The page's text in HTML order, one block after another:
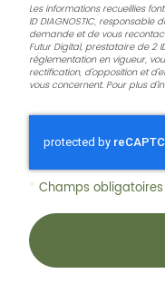
Les informations recueillies
ID DIAGNOSTIC, responsable
demande et de vous
Futur Digital, prestataire de 2
réglementation en vigueur,
rectification, d'opposition et
vous concernent. Pour plus
*Champs obligatoires